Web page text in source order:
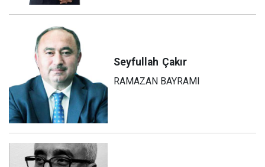
Seyfullah Çakır
RAMAZAN BAYRAMI